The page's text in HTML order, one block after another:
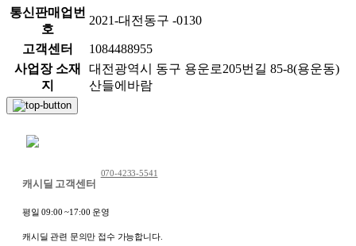
통신판매업번
호
2021-대전동구 -0130
고객센터
1084488955
사업장 소재
지
대전광역시 동구 용운로205번길 85-8(용운동)
산들에바람
캐시딜 고객센터
070-4233-5541
평일 09:00 ~17:00 운영
캐시딜 관련 문의만 접수 가능합니다.